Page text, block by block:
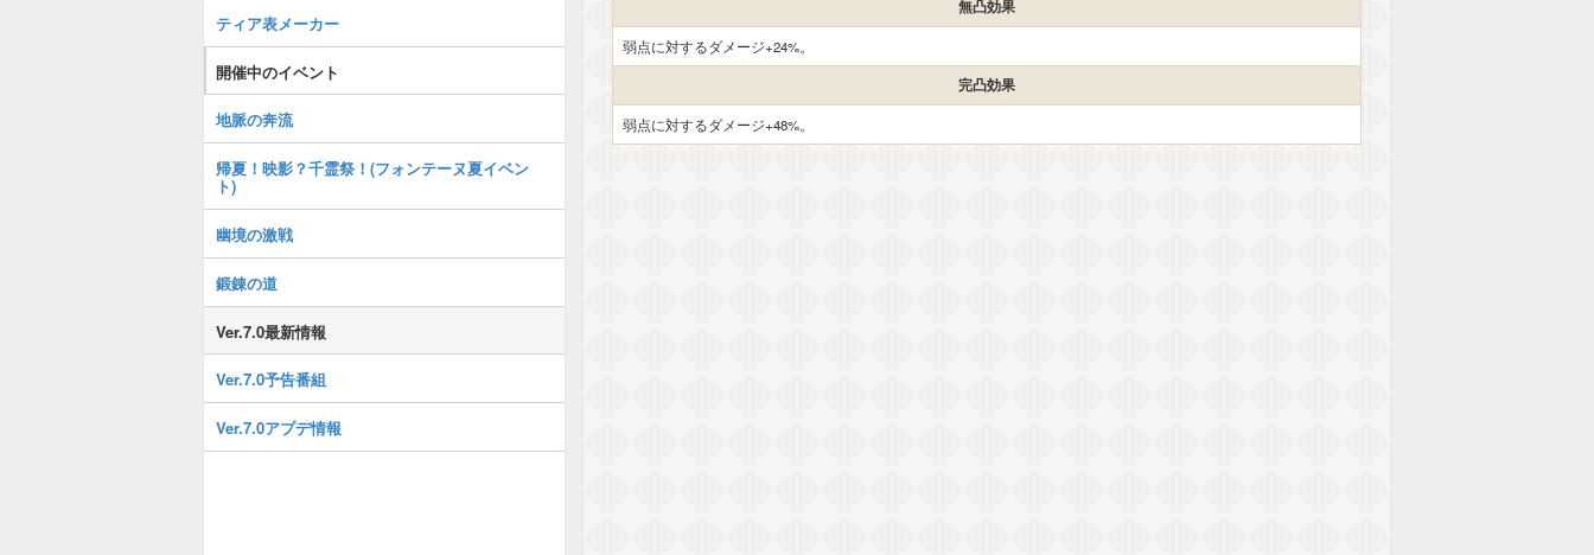
無凸効果
弱点に対するダメージ+24%。
完凸効果
弱点に対するダメージ+48%。
ティア表メーカー
開催中のイベント
地脈の奔流
帰夏！映影？千霊祭！(フォンテーヌ夏イベン
ト)
幽境の激戦
鍛錬の道
Ver.7.0最新情報
Ver.7.0予告番組
Ver.7.0アプデ情報